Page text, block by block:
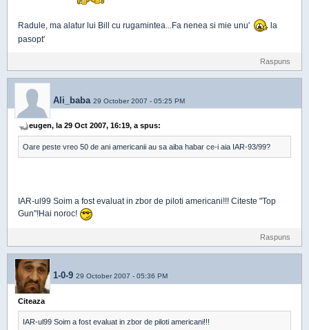
Radule, ma alatur lui Bill cu rugamintea...Fa nenea si mie unu'
la
pasopt'
Raspuns
Ali_baba 29 October 2007 - 05:25 PM
eugen, la 29 Oct 2007, 16:19, a spus:
Oare peste vreo 50 de ani americanii au sa aiba habar ce-i aia IAR-93/99?
IAR-ul99 Soim a fost evaluat in zbor de piloti americani!!! Citeste "Top
Gun"!Hai noroc!
Raspuns
1-0-9 29 October 2007 - 05:36 PM
Citeaza
IAR-ul99 Soim a fost evaluat in zbor de piloti americani!!!